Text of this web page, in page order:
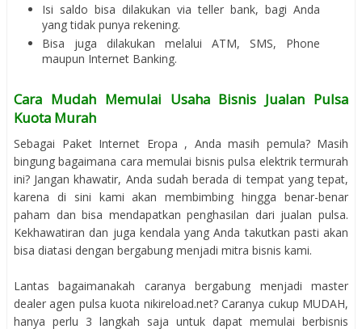
Isi saldo bisa dilakukan via teller bank, bagi Anda
yang tidak punya rekening.
Bisa juga dilakukan melalui ATM, SMS, Phone
maupun Internet Banking.
Cara Mudah Memulai Usaha Bisnis Jualan Pulsa
Kuota Murah
Sebagai Paket Internet Eropa , Anda masih pemula? Masih
bingung bagaimana cara memulai bisnis pulsa elektrik termurah
ini? Jangan khawatir, Anda sudah berada di tempat yang tepat,
karena di sini kami akan membimbing hingga benar-benar
paham dan bisa mendapatkan penghasilan dari jualan pulsa.
Kekhawatiran dan juga kendala yang Anda takutkan pasti akan
bisa diatasi dengan bergabung menjadi mitra bisnis kami.
Lantas bagaimanakah caranya bergabung menjadi master
dealer agen pulsa kuota nikireload.net? Caranya cukup MUDAH,
hanya perlu 3 langkah saja untuk dapat memulai berbisnis